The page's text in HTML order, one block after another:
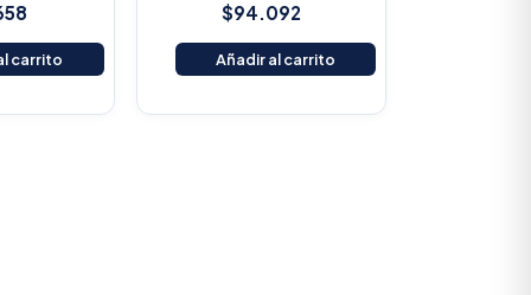
carrito
$94.092
Añadir al carrito